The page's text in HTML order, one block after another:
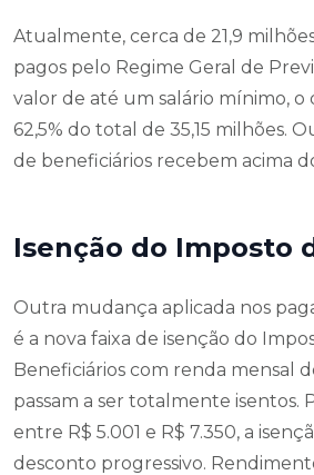
Atualmente, cerca de 21,9
pagos pelo Regime Geral de
valor de até um salário mínimo,
62,5% do total de 35,15 milhões.
de beneficiários recebem acima
Isenção do Imposto
Outra mudança aplicada nos
é a nova faixa de isenção do
Beneficiários com renda mensal
passam a ser totalmente isentos.
entre R$ 5.001 e R$ 7.350, a
desconto progressivo.